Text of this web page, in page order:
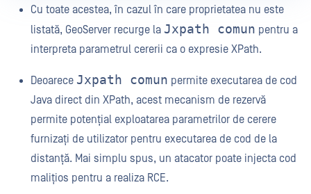
Cu toate acestea, în cazul în care proprietatea nu este
listată, GeoServer recurge la Jxpath comun pentru a
interpreta parametrul cererii ca o expresie XPath.
Deoarece Jxpath comun permite executarea de cod
Java direct din XPath, acest mecanism de rezervă
permite potențial exploatarea parametrilor de cerere
furnizați de utilizator pentru executarea de cod de la
distanță. Mai simplu spus, un atacator poate injecta cod
malițios pentru a realiza RCE.